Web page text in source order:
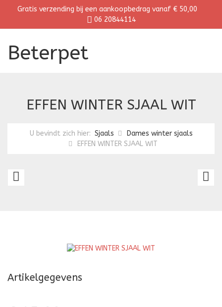
Gratis verzending bij een aankoopbedrag vanaf € 50,00
06 20844114
Beterpet
EFFEN WINTER SJAAL WIT
U bevindt zich hier: Sjaals
Dames winter sjaals
EFFEN WINTER SJAAL WIT
Artikelgegevens